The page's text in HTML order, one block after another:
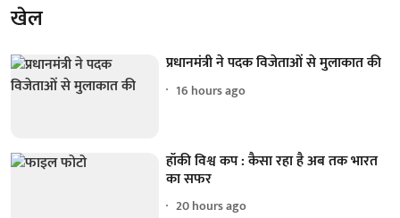
खेल
प्रधानमंत्री ने पदक विजेताओं से मुलाकात की
16 hours ago
हॉकी विश्व कप : कैसा रहा है अब तक भारत
का सफर
20 hours ago